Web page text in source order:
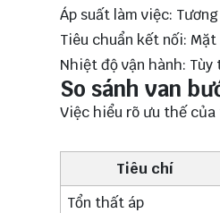
Áp suất làm việc:
Tiêu chuẩn kết nối:
Nhiệt độ vận hành:
So sánh van
Việc hiểu rõ ưu thế
Tiêu chí
Tổn thất áp